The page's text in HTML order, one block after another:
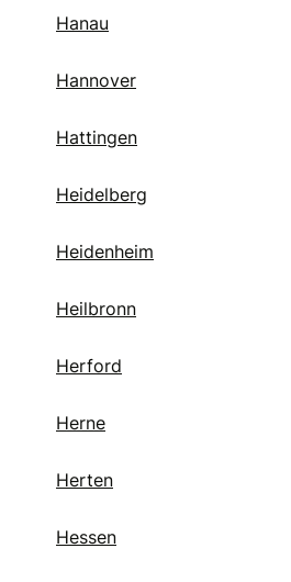
Hanau
Hannover
Hattingen
Heidelberg
Heidenheim
Heilbronn
Herford
Herne
Herten
Hessen